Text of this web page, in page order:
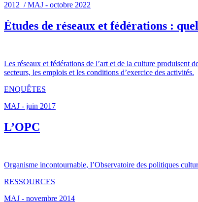
2012 / MAJ - octobre 2022
Études de réseaux et fédérations :
Les réseaux et fédérations de l’art et de la culture produisent
secteurs, les emplois et les conditions d’exercice des activités.
ENQUÊTES
MAJ - juin 2017
L’OPC
Organisme incontournable, l’Observatoire des politiques
RESSOURCES
MAJ - novembre 2014